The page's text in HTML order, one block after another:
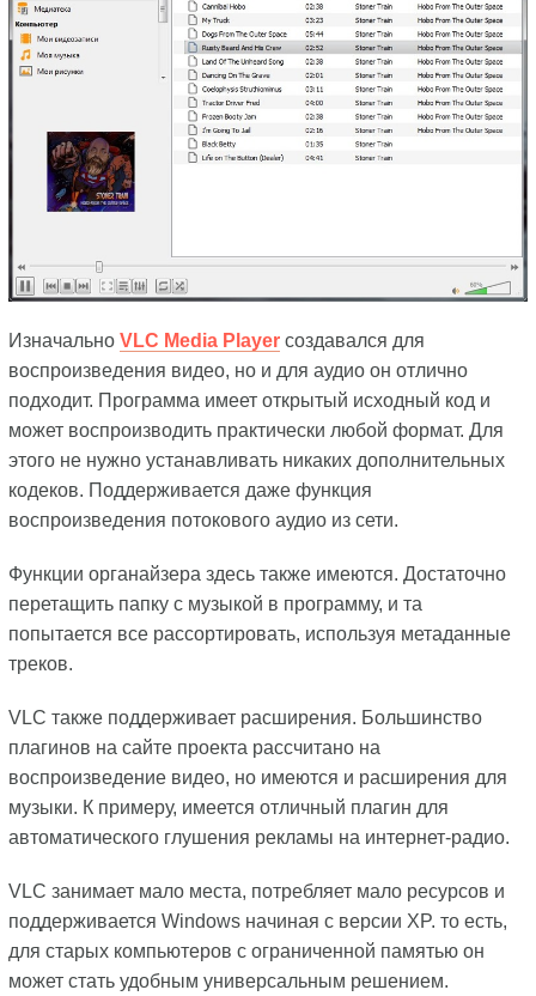
Изначально VLC Media Playerсоздавался для
воспроизведения видео, но и для аудио он отлично
подходит. Программа имеет открытый исходный код и
может воспроизводить практически любой формат. Для
этого не нужно устанавливать никаких дополнительных
кодеков. Поддерживается даже функция
воспроизведения потокового аудио из сети.
Функции органайзера здесь также имеются. Достаточно
перетащить папку с музыкой в программу, и та
попытается все рассортировать, используя метаданные
треков.
VLC также поддерживает расширения. Большинство
плагинов на сайте проекта рассчитано на
воспроизведение видео, но имеются и расширения для
музыки. К примеру, имеется отличный плагин для
автоматического глушения рекламы на интернет-радио.
VLC занимает мало места, потребляет мало ресурсов и
поддерживается Windows начиная с версии XP. то есть,
для старых компьютеров с ограниченной памятью он
может стать удобным универсальным решением.